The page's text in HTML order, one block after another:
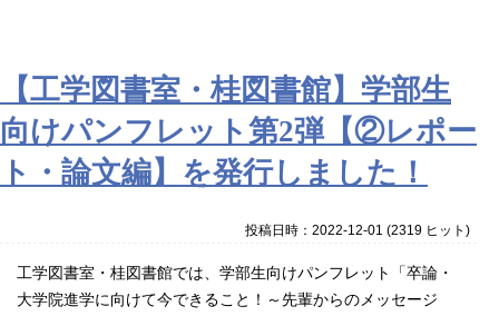
【工学図書室・桂図書館】学部生
向けパンフレット第2弾【②レポー
ト・論文編】を発行しました！
投稿日時：2022-12-01 (2319 ヒット )
工学図書室・桂図書館では、学部生向けパンフレット「卒論・
大学院進学に向けて今できること！～先輩からのメッセージ